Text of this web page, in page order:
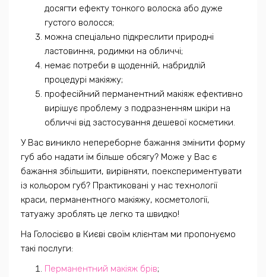
досягти ефекту тонкого волоска або дуже
густого волосся;
можна спеціально підкреслити природні
ластовиння, родимки на обличчі;
немає потреби в щоденній, набридлій
процедурі макіяжу;
професійний перманентний макіяж ефективно
вирішує проблему з подразненням шкіри на
обличчі від застосування дешевої косметики.
У Вас виникло непереборне бажання змінити форму
губ або надати їм більше обсягу? Може у Вас є
бажання збільшити, вирівняти, поекспериментувати
із кольором губ? Практиковані у нас технології
краси, перманентного макіяжу, косметології,
татуажу зроблять це легко та швидко!
На Голосієво в Києві своїм клієнтам ми пропонуємо
такі послуги:
Перманентний макіяж брів;